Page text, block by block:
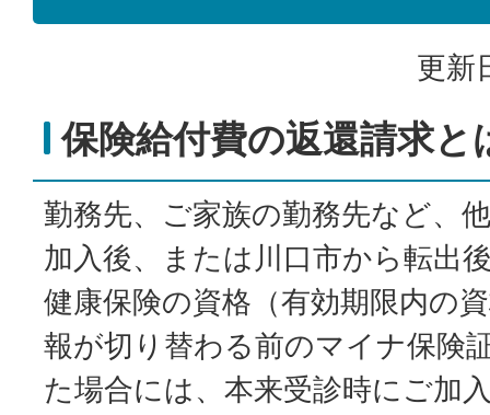
更新
保険給付費の返還請求と
勤務先、ご家族の勤務先など、
加入後、または川口市から転出
健康保険の資格（有効期限内の
報が切り替わる前のマイナ保険
た場合には、本来受診時にご加